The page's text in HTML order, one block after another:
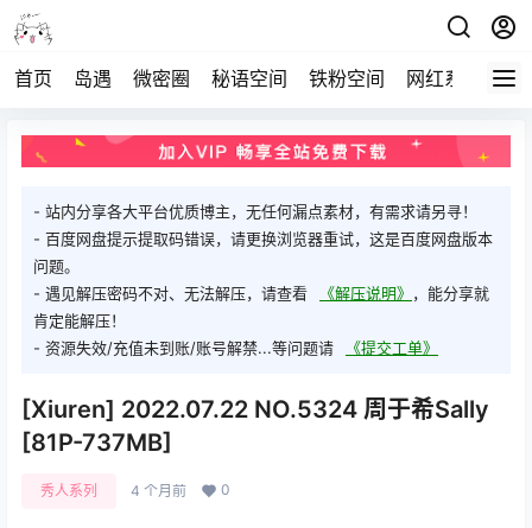
首页 岛遇 微密圈 秘语空间 铁粉空间 网红系列 打
- 站内分享各大平台优质博主，无任何漏点素材，有需求请另寻！
- 百度网盘提示提取码错误，请更换浏览器重试，这是百度网盘版本
问题。
- 遇见解压密码不对、无法解压，请查看
《解压说明》 ，能分享就
肯定能解压！
- 资源失效/充值未到账/账号解禁...等问题请
《提交工单》
[Xiuren] 2022.07.22 NO.5324 周于希Sally
[81P-737MB]
秀人系列 4 个月前 0